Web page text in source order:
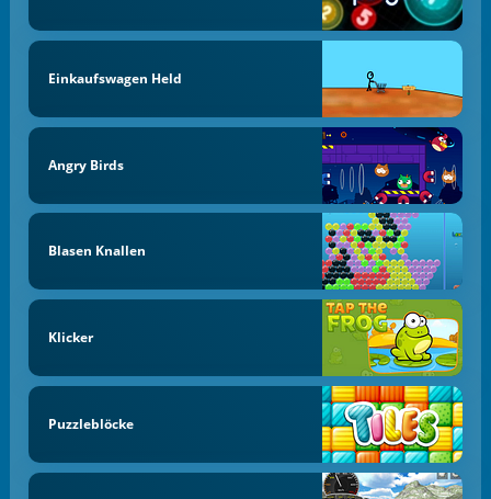
Einkaufswagen Held
Angry Birds
Blasen Knallen
Klicker
Puzzleblöcke